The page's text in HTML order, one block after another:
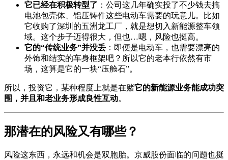
它已经在积极转型了 ：公司这几年确实投了不少钱去搞
电池包壳体、铝压铸件这些电动车需要的玩意儿。比如
它收购了深圳的五洲龙工厂，就是想切入新能源整车领
域。这个步子迈得很大，但也…嗯，风险也挺高。
它的“传统业务”并没丢 ：即便是电动车，也需要漂亮的
外饰和结实的车身框架吧？所以它的老本行依然有市
场，这算是它的一块“压舱石”。
所以，投资它，某种程度上就是在赌它的新能源业务能成功突
围，并且和老业务形成良性互动。
那潜在的风险又有哪些？
风险这东西，永远和机会是双胞胎。京威股份面临的问题也挺